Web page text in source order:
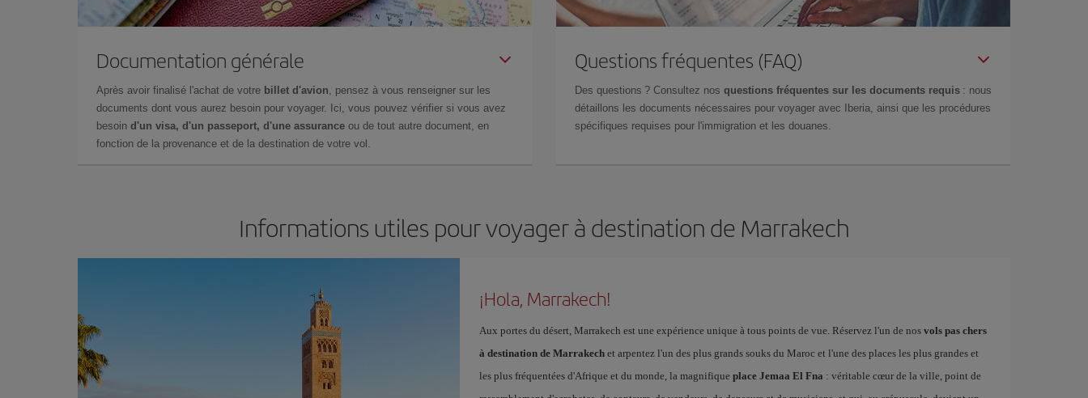
Documentation générale
Après avoir finalisé l'achat de votre billet d'avion, pensez à vous renseigner sur les
documents dont vous aurez besoin pour voyager. Ici, vous pouvez vérifier si vous avez
besoin d'un visa, d'un passeport, d'une assurance ou de tout autre document, en
fonction de la provenance et de la destination de votre vol.
Questions fréquentes (FAQ)
Des questions ? Consultez nos questions fréquentes sur les documents requis : nous
détaillons les documents nécessaires pour voyager avec Iberia, ainsi que les procédures
spécifiques requises pour l'immigration et les douanes.
Informations utiles pour voyager à destination de Marrakech
¡Hola, Marrakech!
Aux portes du désert, Marrakech est une expérience unique à tous points de vue. Réservez l'un de nos vols pas chers
à destination de Marrakechet arpentez l'un des plus grands souks du Maroc et l'une des places les plus grandes et
les plus fréquentées d'Afrique et du monde, la magnifique place Jemaa El Fna : véritable cœur de la ville, point de